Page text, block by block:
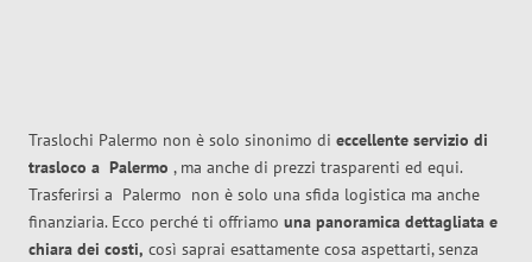
Traslochi Palermo non è solo sinonimo di eccellente servizio di
trasloco a Palermo , ma anche di prezzi trasparenti ed equi.
Trasferirsi a Palermo non è solo una sfida logistica ma anche
finanziaria. Ecco perché ti offriamo una panoramica dettagliata e
chiara dei costi, così saprai esattamente cosa aspettarti, senza